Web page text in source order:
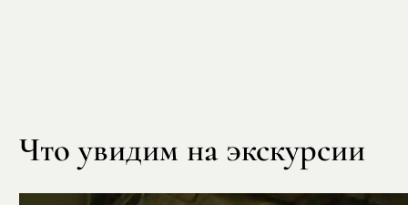
Что увидим на экскурсии